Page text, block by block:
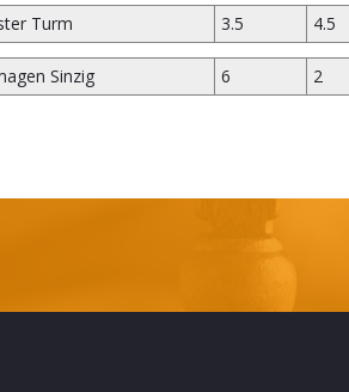
Turm 3.5 4.5
Sinzig 6 2